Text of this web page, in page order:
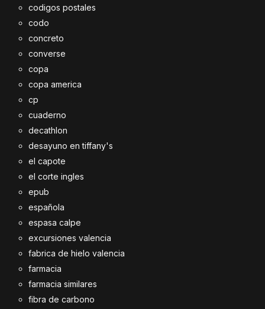
codigos postales
codo
concreto
converse
copa
copa america
cp
cuaderno
decathlon
desayuno en tiffany's
el capote
el corte ingles
epub
española
espasa calpe
excursiones valencia
fabrica de hielo valencia
farmacia
farmacia similares
fibra de carbono